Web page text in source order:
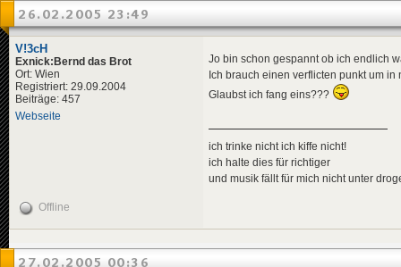
26.02.2005 23:49
V!3cH
Exnick:Bernd das Brot
Ort: Wien
Registriert: 29.09.2004
Beiträge: 457
Webseite
Jo bin schon gespannt ob ich endlich
Ich brauch einen verflicten punkt um
Glaubst ich fang eins???
ich trinke nicht ich kiffe nicht!
ich halte dies für richtiger
und musik fällt für mich nicht unter
Offline
27.02.2005 00:36